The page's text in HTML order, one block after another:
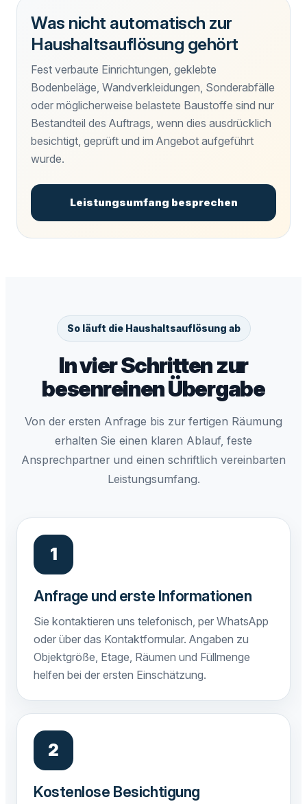
Was nicht automatisch zur
Haushaltsauflösung gehört
Fest verbaute Einrichtungen, geklebte
Bodenbeläge, Wandverkleidungen, Sonderabfälle
oder möglicherweise belastete Baustoffe sind nur
Bestandteil des Auftrags, wenn dies ausdrücklich
besichtigt, geprüft und im Angebot aufgeführt
wurde.
Leistungsumfang besprechen
So läuft die Haushaltsauflösung ab
In vier Schritten zur
besenreinen Übergabe
Von der ersten Anfrage bis zur fertigen Räumung
erhalten Sie einen klaren Ablauf, feste
Ansprechpartner und einen schriftlich vereinbarten
Leistungsumfang.
Anfrage und erste Informationen
Sie kontaktieren uns telefonisch, per WhatsApp
oder über das Kontaktformular. Angaben zu
Objektgröße, Etage, Räumen und Füllmenge
helfen bei der ersten Einschätzung.
Kostenlose Besichtigung